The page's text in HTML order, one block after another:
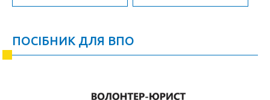
ПОСІБНИК ДЛЯ ВПО